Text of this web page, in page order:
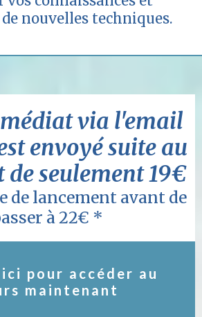
nouvelles techniques.
via l'email
envoyé suite au
seulement 19€
de lancement avant de
à 22€ *
pour accéder au
maintenant